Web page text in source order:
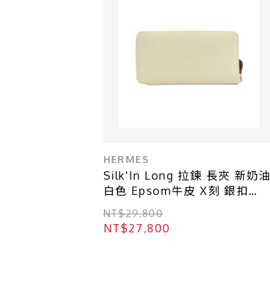
HERMES
Silk'In Long 拉鍊 長夾 新奶油
白色 Epsom牛皮 X刻 銀扣
【HERMES 愛馬仕】
H087537CK
NT$29,800
NT$27,800